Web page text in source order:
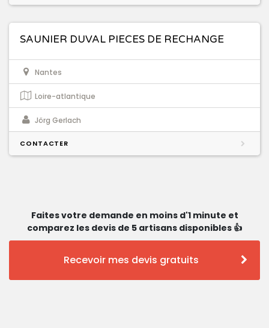
SAUNIER DUVAL PIECES DE RECHANGE
Nantes
Loire-atlantique
Jörg Gerlach
CONTACTER
Faites votre demande en moins d'1 minute et
comparez les devis de 5 artisans disponibles 👍
Recevoir mes devis gratuits